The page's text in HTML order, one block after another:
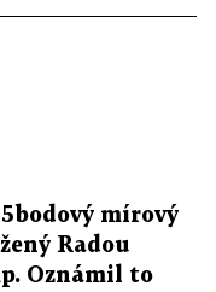
mírový
Radou
Oznámil to